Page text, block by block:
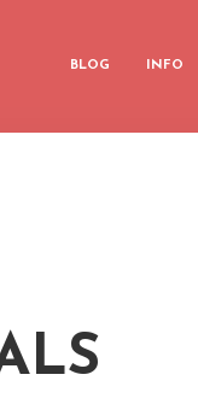
BLOG INFO